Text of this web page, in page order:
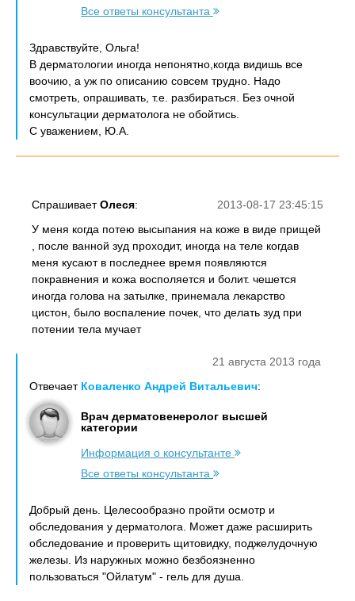
Все ответы консультанта
Здравствуйте, Ольга!
В дерматологии иногда непонятно,когда видишь все
воочию, а уж по описанию совсем трудно. Надо
смотреть, опрашивать, т.е. разбираться. Без очной
консультации дерматолога не обойтись.
С уважением, Ю.А.
2013-08-17 23:45:15
СпрашиваетОлеся:
У меня когда потею высыпания на коже в виде прищей
, после ванной зуд проходит, иногда на теле когдав
меня кусают в последнее время появляются
покравнения и кожа восполяется и болит. чешется
иногда голова на затылке, принемала лекарство
цистон, было воспаление почек, что делать зуд при
потении тела мучает
21 августа 2013 года
Отвечает Коваленко Андрей Витальевич:
Врач дерматовенеролог высшей
категории
Информация о консультанте
Все ответы консультанта
Добрый день. Целесообразно пройти осмотр и
обследования у дерматолога. Может даже расширить
обследование и проверить щитовидку, поджелудочную
железы. Из наружных можно безбоязненно
пользоваться "Ойлатум" - гель для душа.